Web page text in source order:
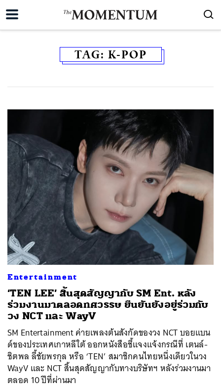
TAG: K-POP
Entertainment
‘TEN LEE’ สิ้นสุดสัญญากับ SM Ent. หลัง
ร่วมงานมาตลอดทศวรรษ ยืนยันยังอยู่ร่วมกับ
วง NCT และ WayV
SM Entertainment ค่ายเพลงต้นสังกัดของวง NCT บอยแบน
ด์ของประเทศเกาหลีใต้ ออกหนังสือชี้แจงแจ้งกรณีที่ เตนล์-
ชิตพล ลี้ชัยพรกุล หรือ ‘TEN’ สมาชิกคนไทยหนึ่งเดียวในวง
WayV และ NCT สิ้นสุดสัญญากับทางบริษัทฯ หลังร่วมงานมา
ตลอด 10 ปีที่ผ่านมา